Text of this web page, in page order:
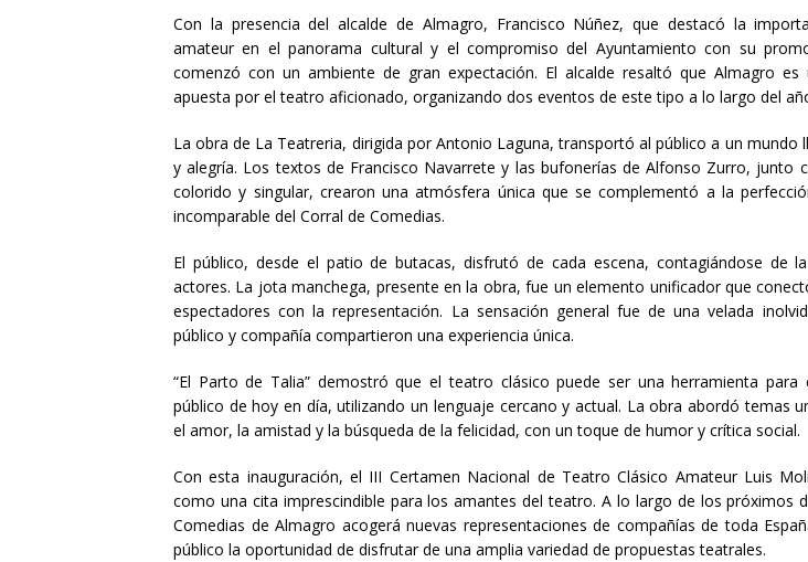
Con la presencia del alcalde de Almagro, Francisco Núñez, que destacó la
amateur en el panorama cultural y el compromiso del Ayuntamiento con su
comenzó con un ambiente de gran expectación. El alcalde resaltó que Almagro es
apuesta por el teatro aficionado, organizando dos eventos de este tipo a lo largo del
La obra de La Teatreria, dirigida por Antonio Laguna, transportó al público a un mundo
y alegría. Los textos de Francisco Navarrete y las bufonerías de Alfonso Zurro, junto
colorido y singular, crearon una atmósfera única que se complementó a la
incomparable del Corral de Comedias.
El público, desde el patio de butacas, disfrutó de cada escena, contagiándose de
actores. La jota manchega, presente en la obra, fue un elemento unificador que
espectadores con la representación. La sensación general fue de una velada
público y compañía compartieron una experiencia única.
“El Parto de Talia” demostró que el teatro clásico puede ser una herramienta para
público de hoy en día, utilizando un lenguaje cercano y actual. La obra abordó temas
el amor, la amistad y la búsqueda de la felicidad, con un toque de humor y crítica social.
Con esta inauguración, el III Certamen Nacional de Teatro Clásico Amateur Luis
como una cita imprescindible para los amantes del teatro. A lo largo de los próximos
Comedias de Almagro acogerá nuevas representaciones de compañías de toda
público la oportunidad de disfrutar de una amplia variedad de propuestas teatrales.